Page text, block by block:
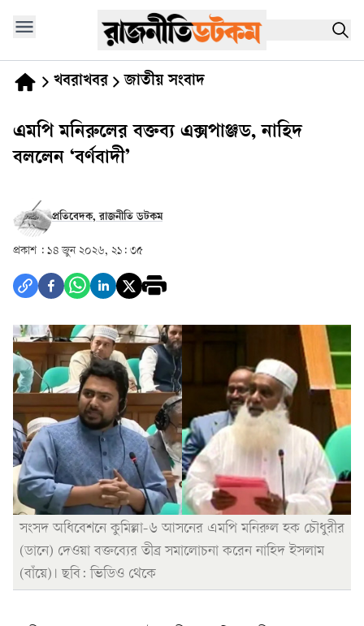
খবরাখবর জাতীয় সংবাদ
এমপি মনিরুলের বক্তব্য এক্সপাঞ্জড, নাহিদ
বললেন ‘বর্ণবাদী’
প্রতিবেদক, রাজনীতি ডটকম
প্রকাশ : ১৪ জুন ২০২৬, ২১: ৩৫
সংসদ অধিবেশনে কুমিল্লা-৬ আসনের এমপি মনিরুল হক চৌধুরীর
(ডানে) দেওয়া বক্তব্যের তীব্র সমালোচনা করেন নাহিদ ইসলাম
(বাঁয়ে)। ছবি: ভিডিও থেকে